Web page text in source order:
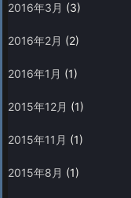
2016年3月 (3)
2016年2月 (2)
2016年1月 (1)
2015年12月 (1)
2015年11月 (1)
2015年8月 (1)